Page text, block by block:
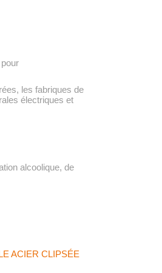
les fabriques de
électriques et
alcoolique, de
ACIER CLIPSÉE